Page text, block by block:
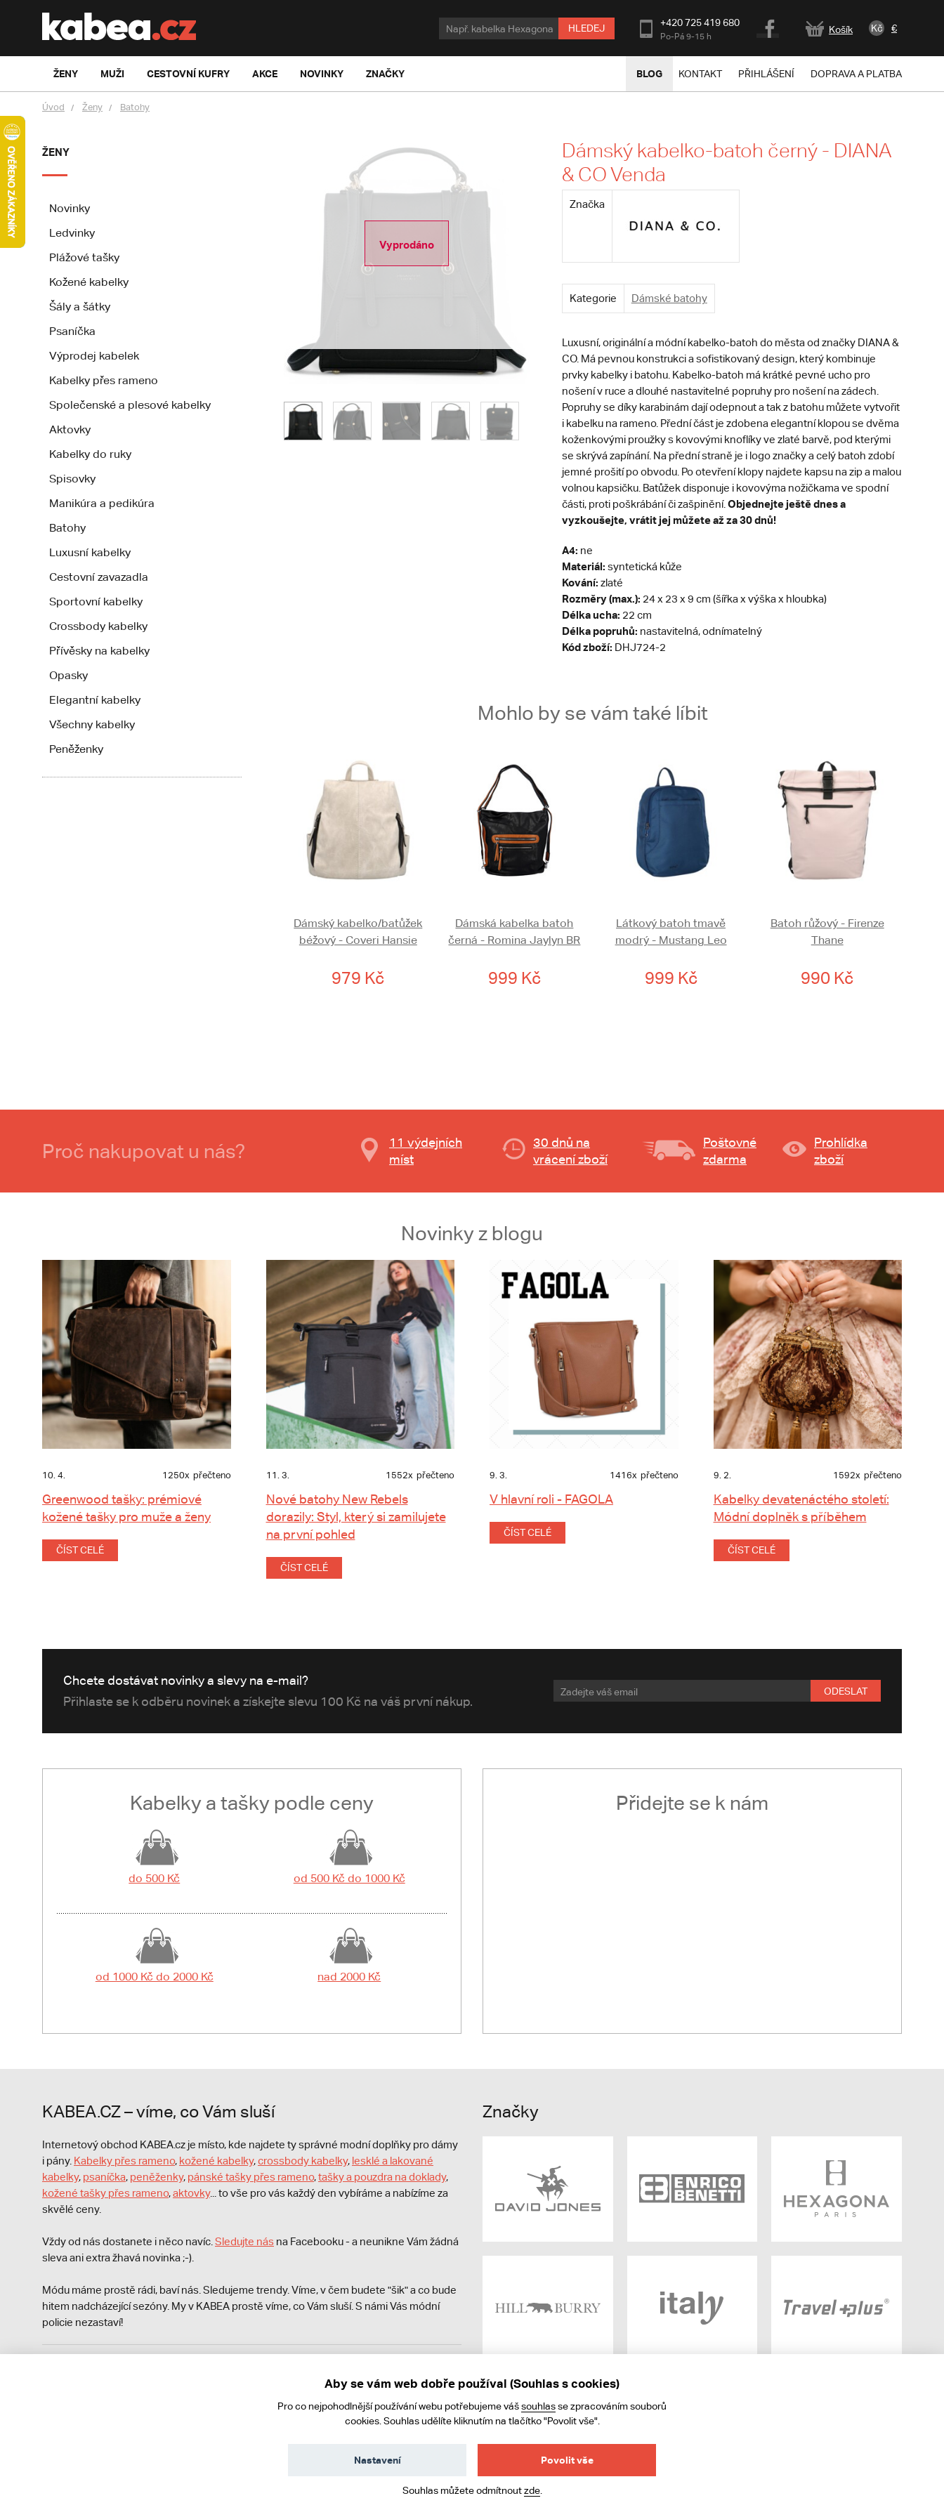
HLEDEJ +420 725 419 680
Po-Pá 9-15 h
Košík Kč €
ŽENY MUŽI CESTOVNÍ KUFRY AKCE NOVINKY ZNAČKY BLOG KONTAKT PŘIHLÁŠENÍ DOPRAVA A PLATBA
Úvod Ženy Batohy
ŽENY
Novinky
Ledvinky
Plážové tašky
Kožené kabelky
Šály a šátky
Psaníčka
Výprodej kabelek
Kabelky přes rameno
Společenské a plesové kabelky
Aktovky
Kabelky do ruky
Spisovky
Manikúra a pedikúra
Batohy
Luxusní kabelky
Cestovní zavazadla
Sportovní kabelky
Crossbody kabelky
Přívěsky na kabelky
Opasky
Elegantní kabelky
Všechny kabelky
Peněženky
Vyprodáno
Dámský kabelko-batoh černý - DIANA
& CO Venda
Značka
Kategorie Dámské batohy
Luxusní, originální a módní kabelko-batoh do města od značky DIANA &
CO. Má pevnou konstrukci a sofistikovaný design, který kombinuje
prvky kabelky i batohu. Kabelko-batoh má krátké pevné ucho pro
nošení v ruce a dlouhé nastavitelné popruhy pro nošení na zádech.
Popruhy se díky karabinám dají odepnout a tak z batohu můžete vytvořit
i kabelku na rameno. Přední část je zdobena elegantní klopou se dvěma
koženkovými proužky s kovovými knoflíky ve zlaté barvě, pod kterými
se skrývá zapínání. Na přední straně je i logo značky a celý batoh zdobí
jemné prošití po obvodu. Po otevření klopy najdete kapsu na zip a malou
volnou kapsičku. Batůžek disponuje i kovovýma nožičkama ve spodní
části, proti poškrábání či zašpinění. Objednejte ještě dnes a
vyzkoušejte, vrátit jej můžete až za 30 dnů!
A4: ne
Materiál: syntetická kůže
Kování: zlaté
Rozměry (max.): 24 x 23 x 9 cm (šířka x výška x hloubka)
Délka ucha: 22 cm
Délka popruhů: nastavitelná, odnímatelný
Kód zboží: DHJ724-2
Mohlo by se vám také líbit
Dámský kabelko/batůžek
béžový - Coveri Hansie
979 Kč
Dámská kabelka batoh
černá - Romina Jaylyn BR
999 Kč
Látkový batoh tmavě
modrý - Mustang Leo
999 Kč
Batoh růžový - Firenze
Thane
990 Kč
Proč nakupovat u nás?
11 výdejních
míst
30 dnů na
vrácení zboží
Poštovné
zdarma
Prohlídka
zboží
Novinky z blogu
10. 4. 1250x přečteno
Greenwood tašky: prémiové
kožené tašky pro muže a ženy
ČÍST CELÉ
11. 3. 1552x přečteno
Nové batohy New Rebels
dorazily: Styl, který si zamilujete
na první pohled
ČÍST CELÉ
9. 3. 1416x přečteno
V hlavní roli - FAGOLA
ČÍST CELÉ
9. 2. 1592x přečteno
Kabelky devatenáctého století:
Módní doplněk s příběhem
ČÍST CELÉ
Chcete dostávat novinky a slevy na e-mail?
Přihlaste se k odběru novinek a získejte slevu 100 Kč na váš první nákup.
ODESLAT
Kabelky a tašky podle ceny
do 500 Kč od 500 Kč do 1000 Kč
od 1000 Kč do 2000 Kč nad 2000 Kč
Přidejte se k nám
KABEA.CZ – víme, co Vám sluší
Internetový obchod KABEA.cz je místo, kde najdete ty správné modní doplňky pro dámy
i pány. Kabelky přes rameno, kožené kabelky,crossbody kabelky, lesklé a lakované
kabelky, psaníčka, peněženky, pánské tašky přes rameno,tašky a pouzdra na doklady,
kožené tašky přes rameno,aktovky... to vše pro vás každý den vybíráme a nabízíme za
skvělé ceny.
Vždy od nás dostanete i něco navíc. Sledujte nás na Facebooku - a neunikne Vám žádná
sleva ani extra žhavá novinka ;-).
Módu máme prostě rádi, baví nás. Sledujeme trendy. Víme, v čem budete "šik" a co bude
hitem nadcházející sezóny. My v KABEA prostě víme, co Vám sluší. S námi Vás módní
policie nezastaví!
Zároveň je povinen zaevidovat přijatou tržbu u správce daně online; v případě
Značky
Aby se vám web dobře používal (Souhlas s cookies)
Pro co nejpohodlnější používání webu potřebujeme vášsouhlasse zpracováním souborů
cookies. Souhlas udělíte kliknutím na tlačítko "Povolit vše".
Povolit vše
Nastavení
Souhlas můžete odmítnoutzde.